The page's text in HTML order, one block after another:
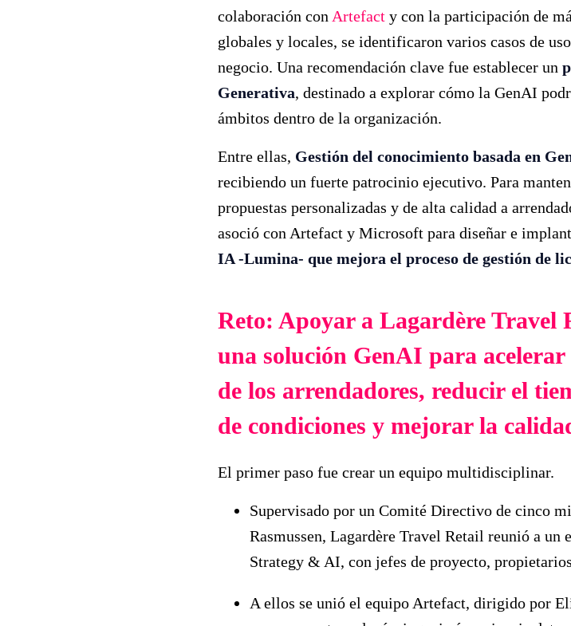
colaboración con Artefacty con la participación de
globales y locales, se identificaron varios casos de
negocio. Una recomendación clave fue establecer un
Generativa, destinado a explorar cómo la GenAI
ámbitos dentro de la organización.
Entre ellas, Gestión del conocimiento basada en
recibiendo un fuerte patrocinio ejecutivo. Para
propuestas personalizadas y de alta calidad a
asoció con Artefact y Microsoft para diseñar e
IA -Lumina- que mejora el proceso de gestión de
Reto: Apoyar a Lagardère Travel
una solución GenAI para acelerar
de los arrendadores, reducir el
de condiciones y mejorar la
El primer paso fue crear un equipo multidisciplinar.
Supervisado por un Comité Directivo de cinco
Rasmussen, Lagardère Travel Retail reunió a
Strategy & AI, con jefes de proyecto,
A ellos se unió el equipo Artefact, dirigido por